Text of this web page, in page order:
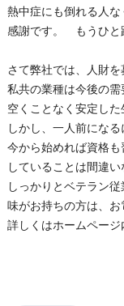
熱中症にも倒れる人な
感謝です。 もうひと
さて弊社では、人財を
私共の業種は今後の需
空くことなく安定した
しかし、一人前になる
今から始めれば資格
していることは間違い
しっかりとベテラン
味がお持ちの方は、お
詳しくはホームページ